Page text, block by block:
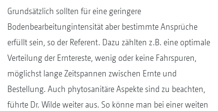
Grundsätzlich sollten für eine geringere
Bodenbearbeitungintensität aber bestimmte Ansprüche
erfüllt sein, so der Referent. Dazu zählten z.B. eine optimale
Verteilung der Erntereste, wenig oder keine Fahrspuren,
möglichst lange Zeitspannen zwischen Ernte und
Bestellung. Auch phytosanitäre Aspekte sind zu beachten,
führte Dr. Wilde weiter aus. So könne man bei einer weiten